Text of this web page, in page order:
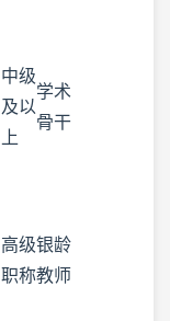
中级
及以
上
学术
骨干
高级
职称
银龄
教师